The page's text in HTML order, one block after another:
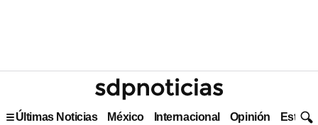
Últimas Noticias México Internacional Opinión Estilo